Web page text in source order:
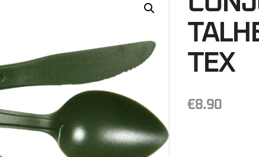
TEX
€8.90